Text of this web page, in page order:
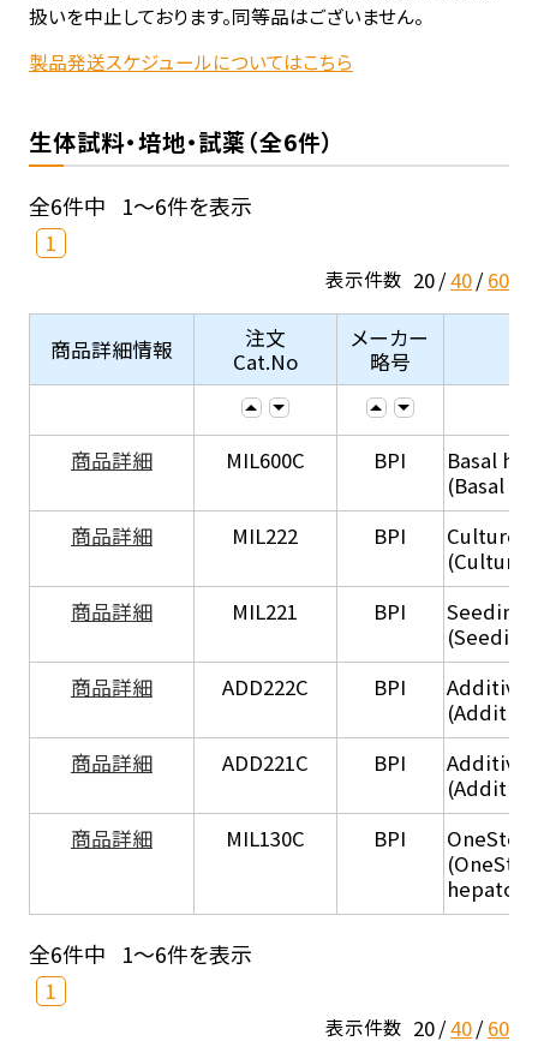
扱いを中止しております。同等品はございません。
製品発送スケジュールについてはこちら
生体試料・培地・試薬（全6件）
全6件中 1～6件を表示
1
表示件数 20 40 60
商品詳細情報
注文
Cat.No
メーカー
略号
商品詳細 MIL600C BPI
Basal
(Basal
商品詳細
MIL222 BPI
Culture
(Culture
商品詳細
MIL221 BPI
Seeding
商品詳細
ADD222C BPI
商品詳細
ADD221C BPI
商品詳細
MIL130C BPI
全6件中 1～6件を表示
1
表示件数 20 40 60